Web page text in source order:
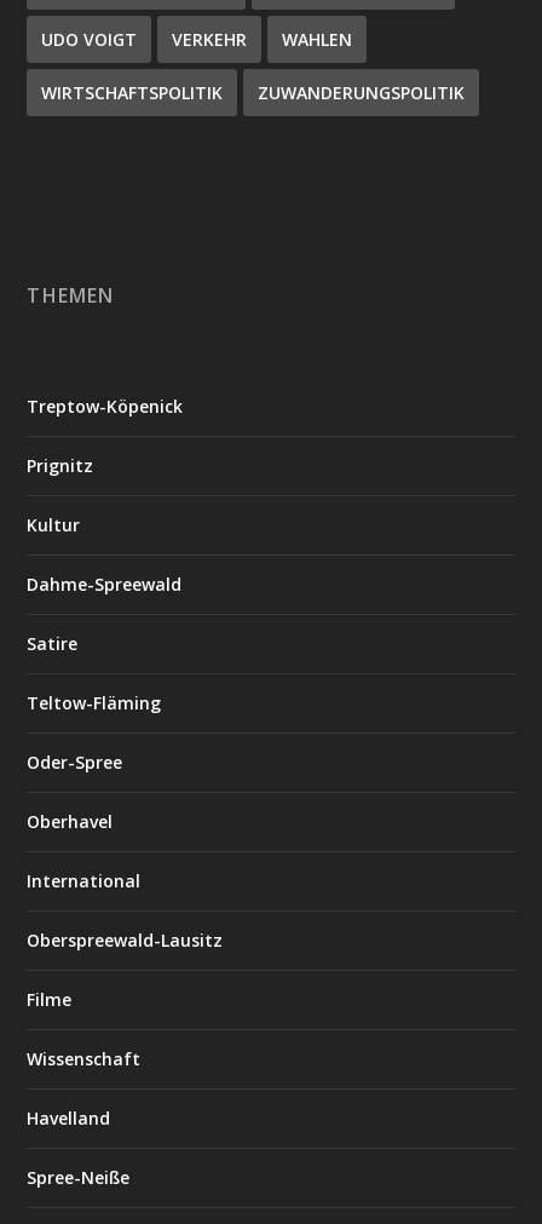
UDO VOIGT VERKEHR WAHLEN
WIRTSCHAFTSPOLITIK ZUWANDERUNGSPOLITIK
THEMEN
Treptow-Köpenick
Prignitz
Kultur
Dahme-Spreewald
Satire
Teltow-Fläming
Oder-Spree
Oberhavel
International
Oberspreewald-Lausitz
Filme
Wissenschaft
Havelland
Spree-Neiße